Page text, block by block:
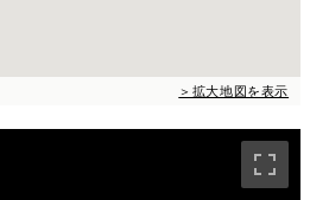
＞拡大地図を表示